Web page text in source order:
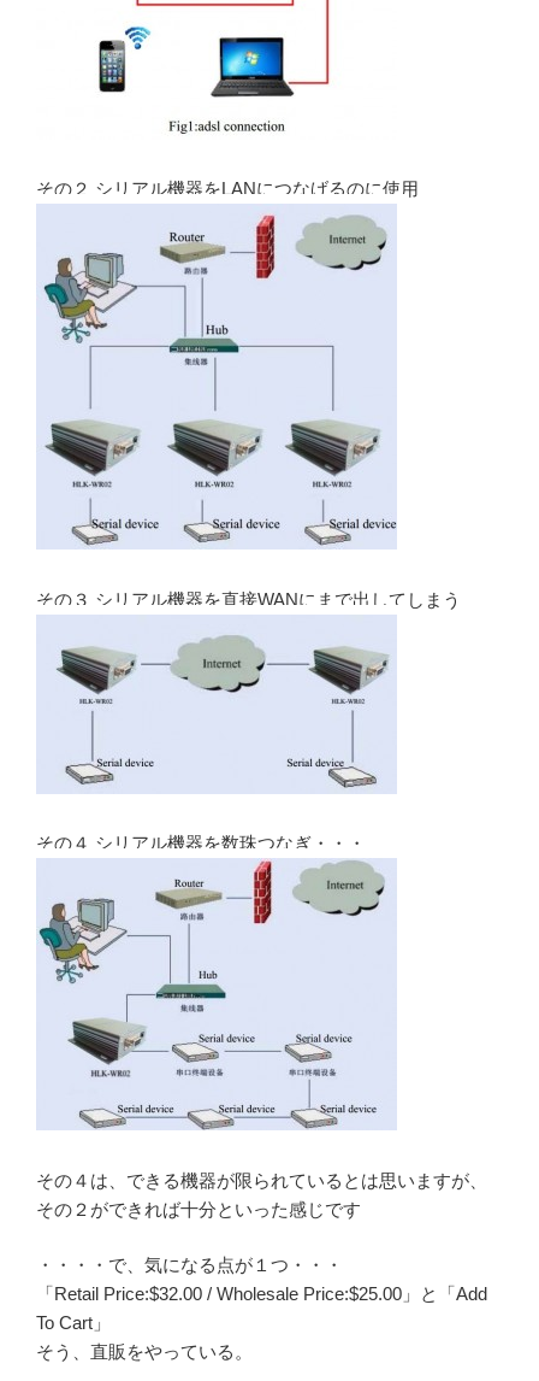
その２ シリアル機器をLANにつなげるのに使用
その３ シリアル機器を直接WANにまで出してしまう
その４ シリアル機器を数珠つなぎ・・・
その４は、できる機器が限られているとは思いますが、
その２ができれば十分といった感じです
・・・・で、気になる点が１つ・・・
「Retail Price:$32.00 / Wholesale Price:$25.00」と「Add
To Cart」
そう、直販をやっている。